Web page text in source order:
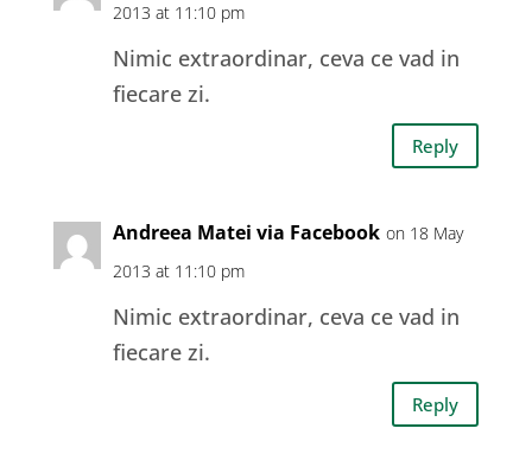
2013 at 11:10 pm
Nimic extraordinar, ceva ce vad in
fiecare zi.
Reply
Andreea Matei via Facebook on 18 May
2013 at 11:10 pm
Nimic extraordinar, ceva ce vad in
fiecare zi.
Reply